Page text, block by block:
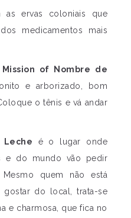
as ervas coloniais que
medicamentos mais
Mission of Nombre de
e arborizado, bom
o tênis e vá andar
é o lugar onde
e do mundo vão pedir
quem não está
do local, trata-se
e charmosa, que fica no